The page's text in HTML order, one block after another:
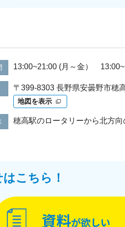
13:00~21:00 (月～金）
〒399-8303 長野県安曇野市
地図を表示
穂高駅のロータリーから北方
こちら！
資料が欲しい